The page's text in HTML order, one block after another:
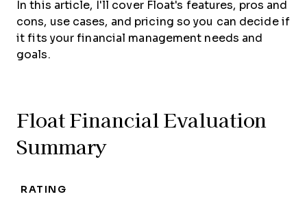
In this article, I'll cover Float's features, pros and
cons, use cases, and pricing so you can decide if
it fits your financial management needs and
goals.
Float Financial Evaluation
Summary
RATING